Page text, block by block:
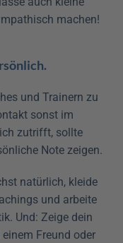
machen!
und Trainern zu
sonst im
zutrifft, sollte
Note zeigen.
natürlich, kleide
und arbeite
Und: Zeige dein
Freund oder